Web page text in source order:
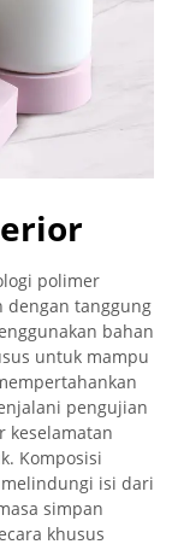
polimer
dengan tanggung
bahan
untuk mampu
pengujian
keselamatan
Komposisi
isi dari
simpan
khusus